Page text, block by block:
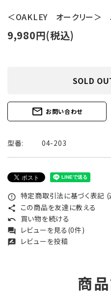
ACCOUNT MENU
＜OAKLEY オークリー＞
9,980円(税込)
SOLD
mail_outline お問い合わせ
型番: 04-203
error_outline 特定商取引法に基づく表記
share この商品を友達に教える
undo 買い物を続ける
forum レビューを見る(0件)
rate_review レビューを投稿
商